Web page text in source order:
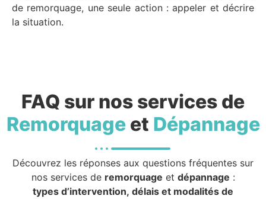
de remorquage, une seule action : appeler et décrire
la situation.
FAQ sur nos services de
Remorquageet Dépannage
Découvrez les réponses aux questions fréquentes sur
nos services de remorquage et dépannage :
types d’intervention, délais et modalités de